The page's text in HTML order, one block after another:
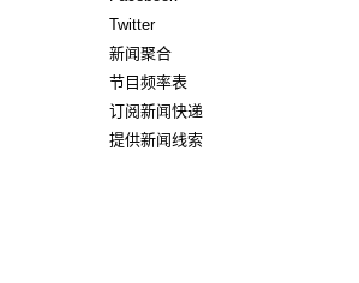
TwitterOpens in new window
新闻聚合
节目频率表
订阅新闻快递
提供新闻线索